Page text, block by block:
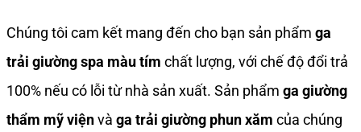
Chúng tôi cam kết mang đến cho bạn sản phẩm ga
trải giường spa màu tím chất lượng, với chế độ đổi trả
100% nếu có lỗi từ nhà sản xuất. Sản phẩm ga giường
thẩm mỹ việnvà ga trải giường phun xăm của chúng